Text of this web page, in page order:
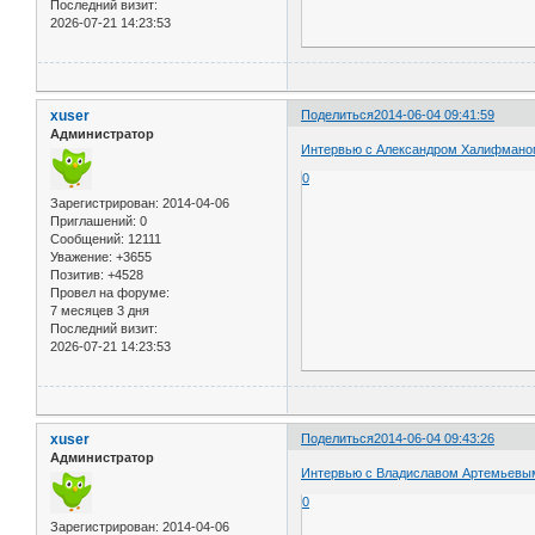
Последний визит:
2026-07-21 14:23:53
Поделиться2014-06-04 09:41:59
xuser
Администратор
Зарегистрирован: 2014-04-06
Приглашений: 0
Сообщений: 12111
Уважение: +3655
Позитив: +4528
Провел на форуме:
7 месяцев 3 дня
Последний визит:
2026-07-21 14:23:53
Интервью с Александром
0
Поделиться2014-06-04 09:43:26
xuser
Администратор
Зарегистрирован: 2014-04-06
Интервью с Владиславом
0